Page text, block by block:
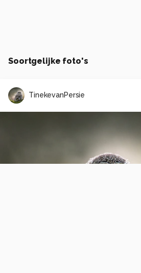
Soortgelijke foto's
TinekevanPersie